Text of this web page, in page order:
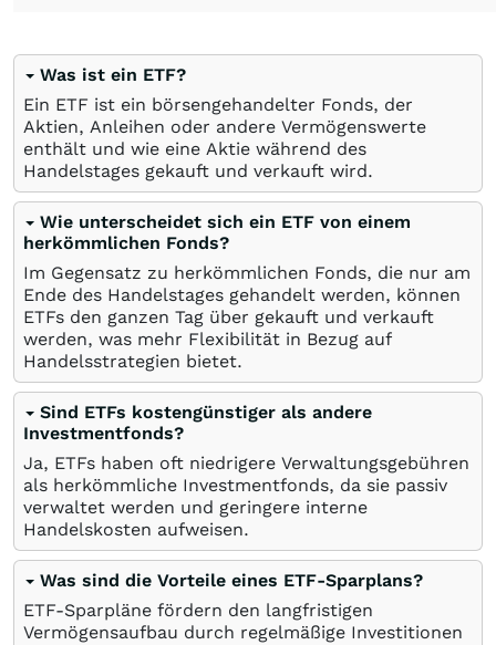
Was ist ein ETF?
Ein ETF ist ein börsengehandelter Fonds, der
Aktien, Anleihen oder andere Vermögenswerte
enthält und wie eine Aktie während des
Handelstages gekauft und verkauft wird.
Wie unterscheidet sich ein ETF von einem
herkömmlichen Fonds?
Im Gegensatz zu herkömmlichen Fonds, die nur am
Ende des Handelstages gehandelt werden, können
ETFs den ganzen Tag über gekauft und verkauft
werden, was mehr Flexibilität in Bezug auf
Handelsstrategien bietet.
Sind ETFs kostengünstiger als andere
Investmentfonds?
Ja, ETFs haben oft niedrigere Verwaltungsgebühren
als herkömmliche Investmentfonds, da sie passiv
verwaltet werden und geringere interne
Handelskosten aufweisen.
Was sind die Vorteile eines ETF-Sparplans?
ETF-Sparpläne fördern den langfristigen
Vermögensaufbau durch regelmäßige Investitionen